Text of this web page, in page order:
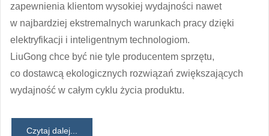
zapewnienia klientom wysokiej wydajności nawet
w najbardziej ekstremalnych warunkach pracy dzięki
elektryfikacji i inteligentnym technologiom.
LiuGong chce być nie tyle producentem sprzętu,
co dostawcą ekologicznych rozwiązań zwiększających
wydajność w całym cyklu życia produktu.
Czytaj dalej...